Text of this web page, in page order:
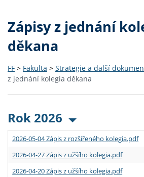
Zápisy z jednání
děkana
FF > Fakulta > Strategie a další
z jednání kolegia děkana
Rok 2026
2026-05-04 Zápis z rozšířeného kolegia.pdf
2026-04-27 Zápis z užšího kolegia.pdf
2026-04-20 Zápis z užšího kolegia.pdf